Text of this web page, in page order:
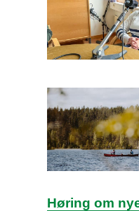
Høring om